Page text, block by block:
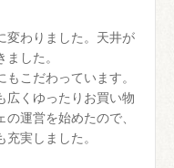
変わりました。天井が
した。
こだわっています。
広くゆったりお買い物
運営を始めたので、
実しました。